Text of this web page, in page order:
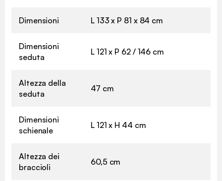
Dimensioni L 133 x P 81 x 84 cm
Dimensioni
seduta
L 121 x P 62 / 146 cm
Altezza della
seduta
47 cm
Dimensioni
schienale
L 121 x H 44 cm
Altezza dei
braccioli
60,5 cm